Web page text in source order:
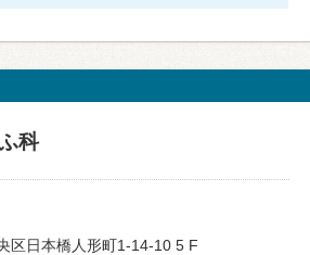
科
区日本橋人形町1-14-10 5 F